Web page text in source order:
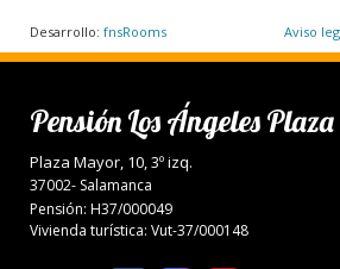
noche como varias
Claudia, 12:45:02
Desarrollo: fnsRooms Aviso
Pensión Los Ángeles
Plaza Mayor, 10, 3º izq.
37002- Salamanca
Pensión: H37/000049
Vivienda turística: Vut-37/000148